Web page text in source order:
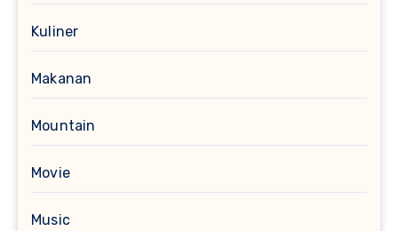
Kuliner
Makanan
Mountain
Movie
Music